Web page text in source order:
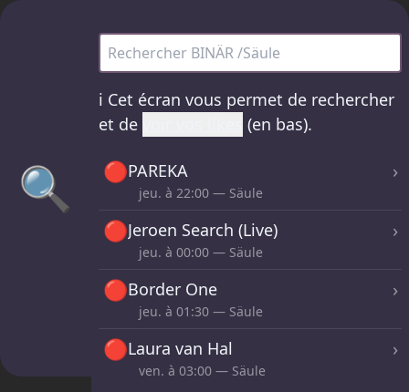
🔍
BINÄR /Säule - tous les sets
ℹ️ Cet écran vous permet de rechercher
et de
(en bas).
🔴PAREKA ›
jeu. à 22:00 — Säule
🔴Jeroen Search (Live) ›
jeu. à 00:00 — Säule
🔴Border One ›
jeu. à 01:30 — Säule
🔴Laura van Hal ›
ven. à 03:00 — Säule